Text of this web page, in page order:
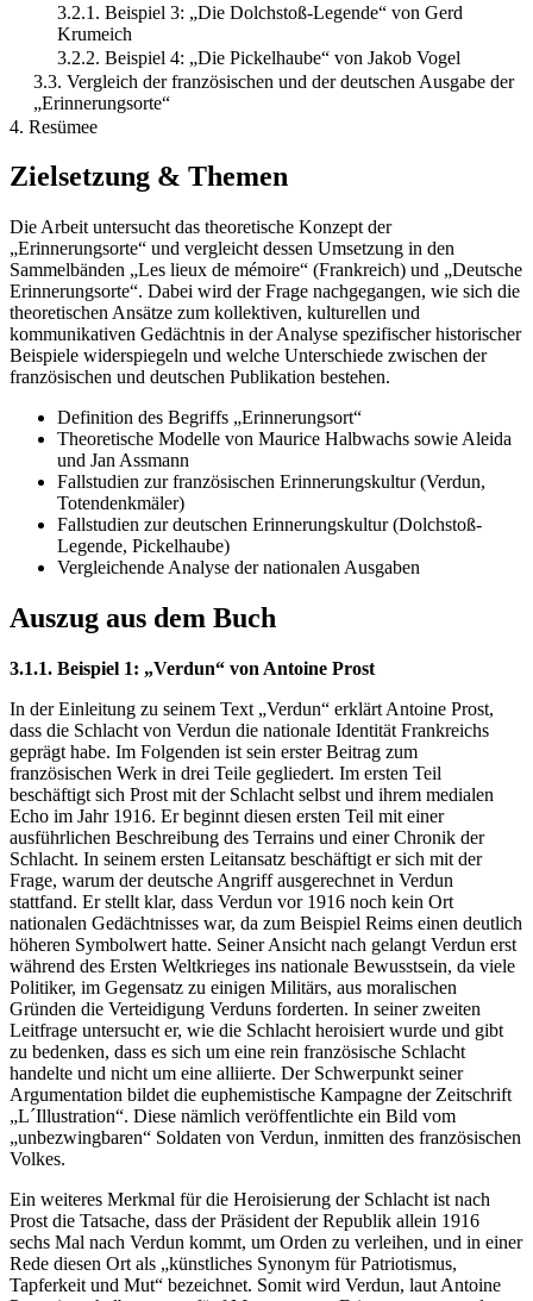
3.2.1. Beispiel 3: „Die Dolchstoß-Legende“ von Gerd
Krumeich
3.2.2. Beispiel 4: „Die Pickelhaube“ von Jakob Vogel
3.3. Vergleich der französischen und der deutschen Ausgabe der
„Erinnerungsorte“
4. Resümee
Zielsetzung & Themen
Die Arbeit untersucht das theoretische Konzept der
„Erinnerungsorte“ und vergleicht dessen Umsetzung in den
Sammelbänden „Les lieux de mémoire“ (Frankreich) und „Deutsche
Erinnerungsorte“. Dabei wird der Frage nachgegangen, wie sich die
theoretischen Ansätze zum kollektiven, kulturellen und
kommunikativen Gedächtnis in der Analyse spezifischer historischer
Beispiele widerspiegeln und welche Unterschiede zwischen der
französischen und deutschen Publikation bestehen.
Definition des Begriffs „Erinnerungsort“
Theoretische Modelle von Maurice Halbwachs sowie Aleida
und Jan Assmann
Fallstudien zur französischen Erinnerungskultur (Verdun,
Totendenkmäler)
Fallstudien zur deutschen Erinnerungskultur (Dolchstoß-
Legende, Pickelhaube)
Vergleichende Analyse der nationalen Ausgaben
Auszug aus dem Buch
3.1.1. Beispiel 1: „Verdun“ von Antoine Prost
In der Einleitung zu seinem Text „Verdun“ erklärt Antoine Prost,
dass die Schlacht von Verdun die nationale Identität Frankreichs
geprägt habe. Im Folgenden ist sein erster Beitrag zum
französischen Werk in drei Teile gegliedert. Im ersten Teil
beschäftigt sich Prost mit der Schlacht selbst und ihrem medialen
Echo im Jahr 1916. Er beginnt diesen ersten Teil mit einer
ausführlichen Beschreibung des Terrains und einer Chronik der
Schlacht. In seinem ersten Leitansatz beschäftigt er sich mit der
Frage, warum der deutsche Angriff ausgerechnet in Verdun
stattfand. Er stellt klar, dass Verdun vor 1916 noch kein Ort
nationalen Gedächtnisses war, da zum Beispiel Reims einen deutlich
höheren Symbolwert hatte. Seiner Ansicht nach gelangt Verdun erst
während des Ersten Weltkrieges ins nationale Bewusstsein, da viele
Politiker, im Gegensatz zu einigen Militärs, aus moralischen
Gründen die Verteidigung Verduns forderten. In seiner zweiten
Leitfrage untersucht er, wie die Schlacht heroisiert wurde und gibt
zu bedenken, dass es sich um eine rein französische Schlacht
handelte und nicht um eine alliierte. Der Schwerpunkt seiner
Argumentation bildet die euphemistische Kampagne der Zeitschrift
„L´Illustration“. Diese nämlich veröffentlichte ein Bild vom
„unbezwingbaren“ Soldaten von Verdun, inmitten des französischen
Volkes.
Ein weiteres Merkmal für die Heroisierung der Schlacht ist nach
Prost die Tatsache, dass der Präsident der Republik allein 1916
sechs Mal nach Verdun kommt, um Orden zu verleihen, und in einer
Rede diesen Ort als „künstliches Synonym für Patriotismus,
Tapferkeit und Mut“ bezeichnet. Somit wird Verdun, laut Antoine